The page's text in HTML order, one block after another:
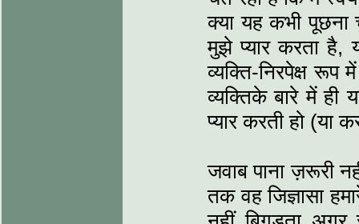
क्या यह कभी पूछना
मुझे प्यार करता है,
व्यक्ति-निरपेक्ष
व्यक्तिके बारे में
प्यार करती हो (या
जवाब पाना ज़रूरी
तक वह जिज्ञासा